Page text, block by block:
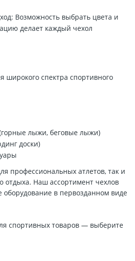
Возможность выбрать цвета и
делает каждый чехол
широкого спектра спортивного
лыжи, беговые лыжи)
доски)
профессиональных атлетов, так и
отдыха. Наш ассортимент чехлов
в первозданном виде
спортивных товаров — выберите